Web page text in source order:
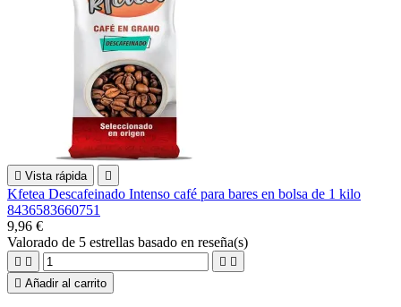
 Vista rápida 
Kfetea Descafeinado Intenso café para bares en bolsa de 1 kilo
8436583660751
9,96 €
Valorado de 5 estrellas basado en reseña(s)
   
 Añadir al carrito